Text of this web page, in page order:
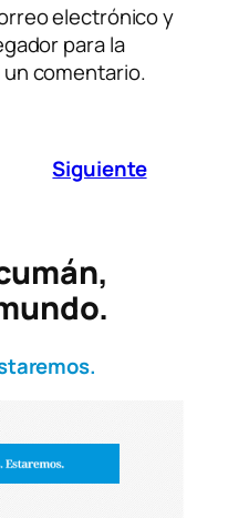
electrónico y
para la
comentario.
Siguiente